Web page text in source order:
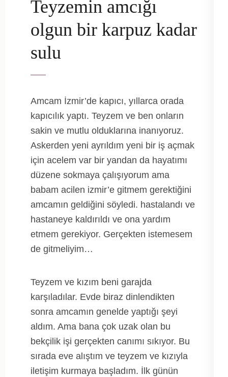
Teyzemin amcığı
olgun bir karpuz kadar
sulu
Amcam İzmir’de kapıcı, yıllarca orada
kapıcılık yaptı. Teyzem ve ben onların
sakin ve mutlu olduklarına inanıyoruz.
Askerden yeni ayrıldım yeni bir iş açmak
için acelem var bir yandan da hayatımı
düzene sokmaya çalışıyorum ama
babam acilen izmir’e gitmem gerektiğini
amcamın geldiğini söyledi. hastalandı ve
hastaneye kaldırıldı ve ona yardım
etmem gerekiyor. Gerçekten istemesem
de gitmeliyim…
Teyzem ve kızım beni garajda
karşıladılar. Evde biraz dinlendikten
sonra amcamın genelde yaptığı şeyi
aldım. Ama bana çok uzak olan bu
bekçilik işi gerçekten canımı sıkıyor. Bu
sırada eve alıştım ve teyzem ve kızıyla
iletişim kurmaya başladım. İlk günün